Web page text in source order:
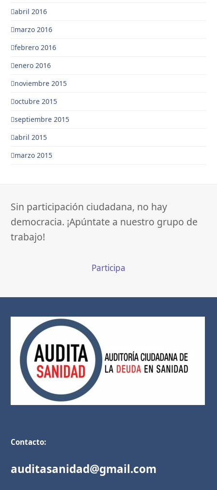
abril 2016
marzo 2016
febrero 2016
enero 2016
noviembre 2015
octubre 2015
septiembre 2015
abril 2015
marzo 2015
Sin participación ciudadana, no hay
democracia. ¡Apúntate a nuestro grupo de
trabajo!
Participa
Contacto:
auditasanidad@gmail.com